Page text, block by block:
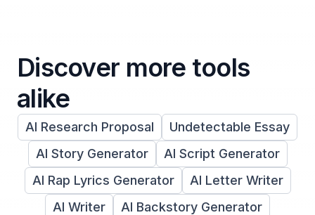
Discover more tools
alike
AI Research Proposal
Undetectable Essay
AI Story Generator
AI Script Generator
AI Rap Lyrics Generator
AI Letter Writer
AI Writer
AI Backstory Generator